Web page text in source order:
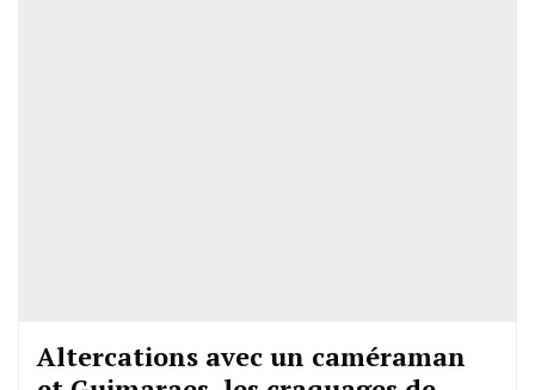
Altercations avec un caméraman